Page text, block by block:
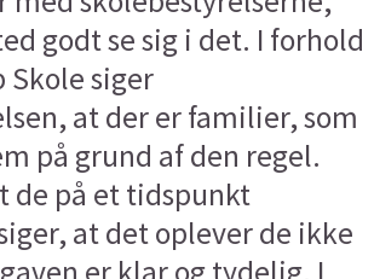
godt se sig i det. I forhold
Skole siger
at der er familier, som
på grund af den regel.
de på et tidspunkt
at det oplever de ikke
er klar og tydelig. I